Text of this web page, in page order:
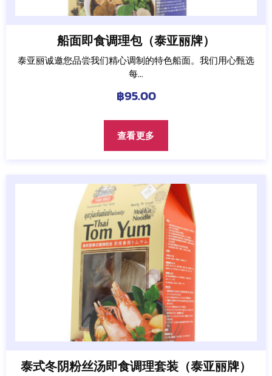
船面即食调理包（泰亚丽牌）
泰亚丽诚邀您品尝我们精心调制的特色船面。我们用心甄选
每...
฿95.00
查看更多
泰式冬阴粉丝汤即食调理套装（泰亚丽牌）